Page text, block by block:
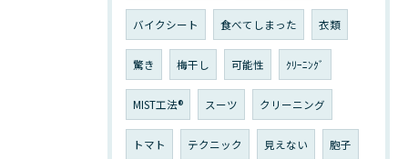
バイクシート 食べてしまった 衣類
驚き 梅干し 可能性 ｸﾘｰﾆﾝｸﾞ
MIST工法® スーツ クリーニング
トマト テクニック 見えない 胞子